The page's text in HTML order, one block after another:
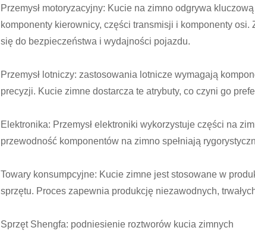
Przemysł motoryzacyjny: Kucie na zimno odgrywa
komponenty kierownicy, części transmisji i komponenty
się do bezpieczeństwa i wydajności pojazdu.
Przemysł lotniczy: zastosowania lotnicze wymagają
precyzji. Kucie zimne dostarcza te atrybuty, co czyni go
Elektronika: Przemysł elektroniki wykorzystuje części na
przewodność komponentów na zimno spełniają
Towary konsumpcyjne: Kucie zimne jest stosowane w
sprzętu. Proces zapewnia produkcję niezawodnych,
Sprzęt Shengfa: podniesienie roztworów kucia zimnych